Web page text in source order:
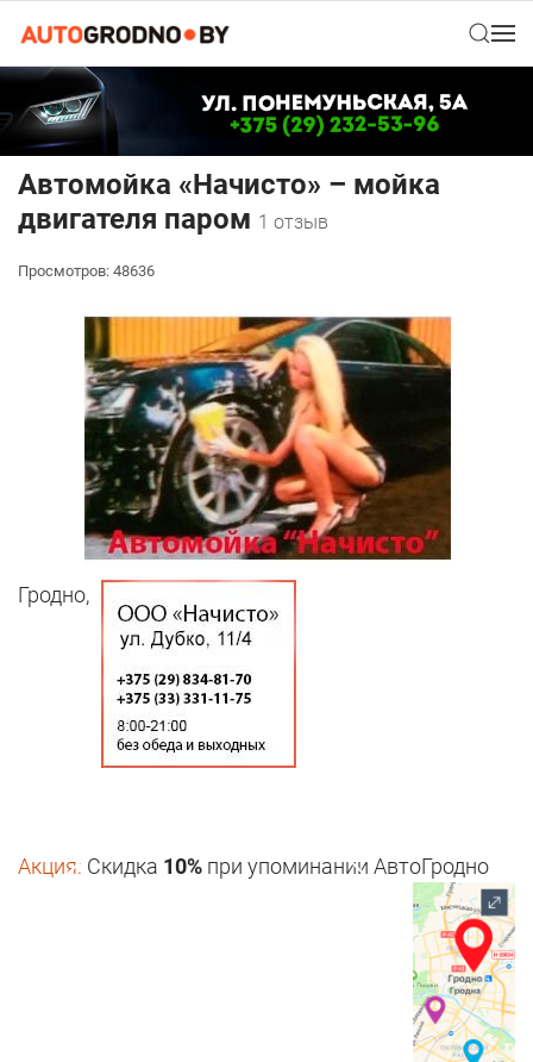
Автомойка «Начисто» – мойка
двигателя паром 1 отзыв
Просмотров: 48636
Гродно,
Акция: Скидка 10% при упоминании АвтоГродно